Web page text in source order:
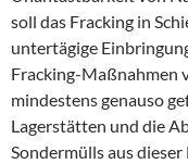
soll das Fracking in
untertägige
Fracking-Maßnahmen
mindestens genauso
Lagerstätten und die
Sondermülls aus dieser